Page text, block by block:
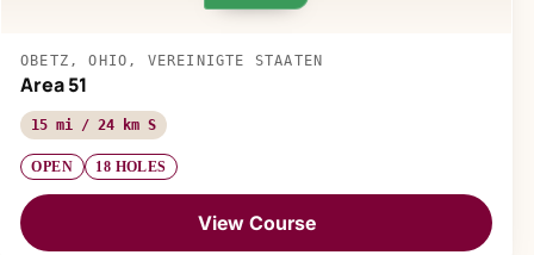
OBETZ, OHIO, VEREINIGTE STAATEN
Area 51
15 mi / 24 km S
OPEN 18 HOLES
View Course